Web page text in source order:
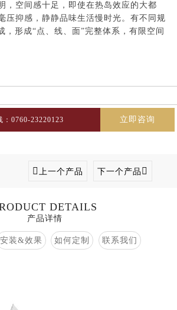
，空间感十足，即使在热岛效应的大都
压抑感，静静品味生活慢时光。有不同规
，形成“点、线、面”完整体系，有限空间
：0760-23220123 立即咨询
上一个产品 下一个产品
DETAILS
产品详情
安装&效果 如何定制 联系我们